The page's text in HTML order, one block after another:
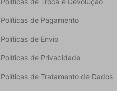
Políticas de Pagamento
Políticas de Envio
Políticas de Privacidade
Políticas de Tratamento de Dados